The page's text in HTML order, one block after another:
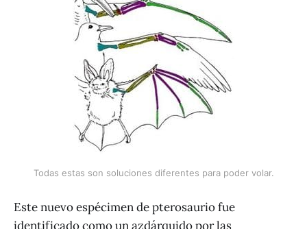
Todas estas son soluciones diferentes para poder volar.
Este nuevo espécimen de pterosaurio fue
identificado como un azdárquido por las